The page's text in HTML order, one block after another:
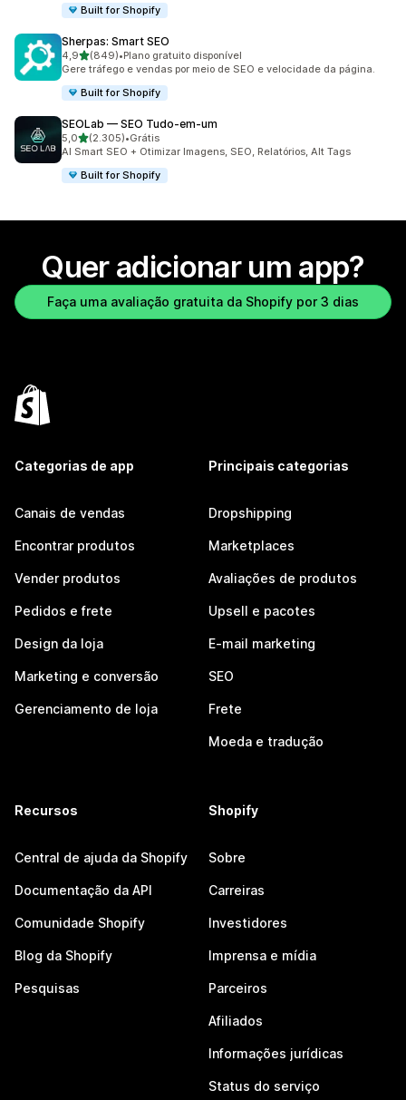
Built for Shopify
Sherpas: Smart SEO
4,9de 5 estrelas
(849)
849 avaliações ao todo
•Plano gratuito disponível
Gere tráfego e vendas por meio de SEO e velocidade da página.
Built for Shopify
SEOLab — SEO Tudo‑em‑um
5,0de 5 estrelas
(2.305)
2305 avaliações ao todo
•Grátis
AI Smart SEO + Otimizar Imagens, SEO, Relatórios, Alt Tags
Built for Shopify
Quer adicionar um app?
Faça uma avaliação gratuita da Shopify por 3 dias
Categorias de app
Canais de vendas
Encontrar produtos
Vender produtos
Pedidos e frete
Design da loja
Marketing e conversão
Gerenciamento de loja
Principais categorias
Dropshipping
Marketplaces
Avaliações de produtos
Upsell e pacotes
E-mail marketing
SEO
Frete
Moeda e tradução
Recursos
Central de ajuda da Shopify
Documentação da API
Comunidade Shopify
Blog da Shopify
Pesquisas
Shopify
Sobre
Carreiras
Investidores
Imprensa e mídia
Parceiros
Afiliados
Informações jurídicas
Status do serviço